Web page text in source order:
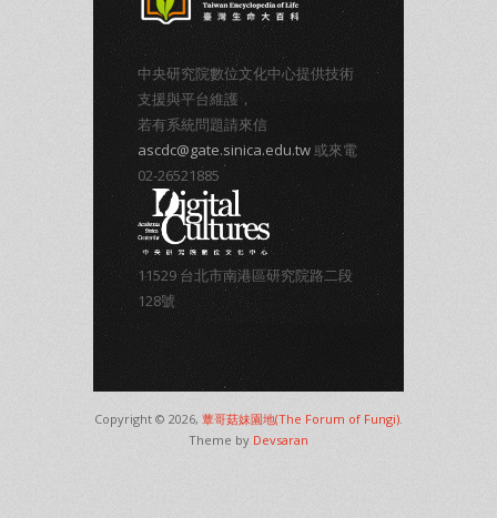
中央研究院數位文化中心提供技術
支援與平台維護，
若有系統問題請來信
ascdc@gate.sinica.edu.tw 或來電
02-26521885
11529 台北市南港區研究院路二段
128號
Copyright © 2026, 蕈哥菇妹園地(The Forum of Fungi)
Theme by Devsaran